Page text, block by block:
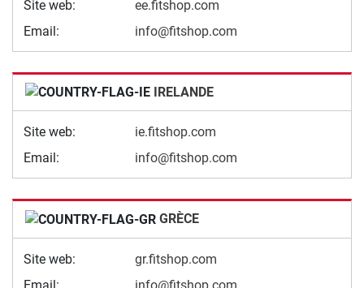
Site web:
ee.fitshop.com
Email:
info@fitshop.com
IRELANDE
Site web:
ie.fitshop.com
Email:
info@fitshop.com
GRÈCE
Site web:
gr.fitshop.com